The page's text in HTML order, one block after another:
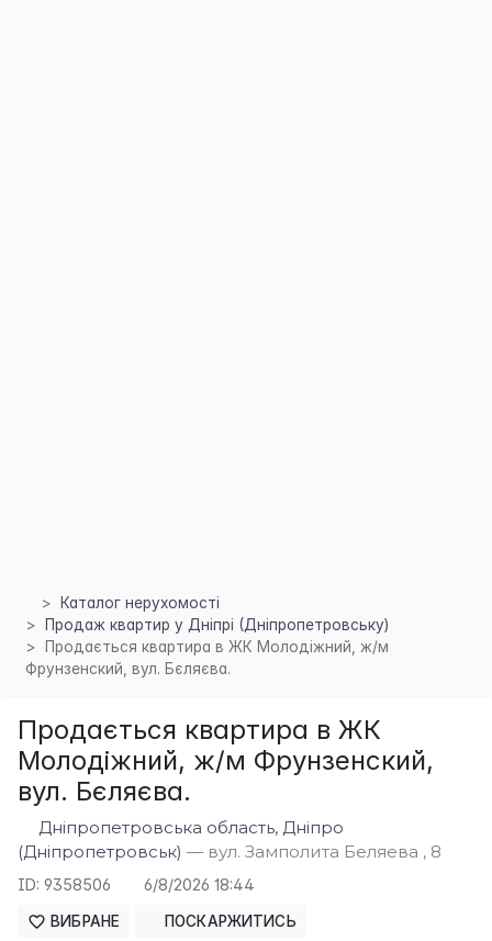
Каталог нерухомості
Продаж квартир у Дніпрі (Дніпропетровську)
Продається квартира в ЖК Молодіжний, ж/м
Фрунзенский, вул. Бєляєва.
Продається квартира в ЖК
Молодіжний, ж/м Фрунзенский,
вул. Бєляєва.
Дніпропетровська область, Дніпро
(Дніпропетровськ) — вул. Замполита Беляева , 8
ID: 9358506 6/8/2026 18:44
ВИБРАНЕ ПОСКАРЖИТИСЬ